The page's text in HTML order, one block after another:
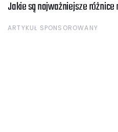
Jakie są najważniejsze
ARTYKUŁ SPONSOROWANY